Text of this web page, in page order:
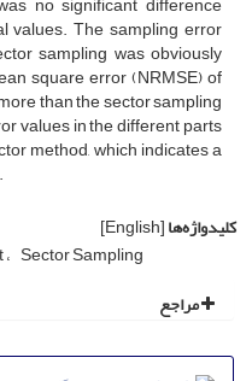
values. The sampling error
sampling was obviously
square error (NRMSE) of
than the sector sampling
values in the different parts
method, which indicates a
کلیدواژه‌ها[English]
Sector Sampling
مراجع